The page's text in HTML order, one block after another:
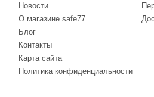
Новости
О магазине safe77
Блог
Контакты
Карта сайта
Политика конфиденциальности